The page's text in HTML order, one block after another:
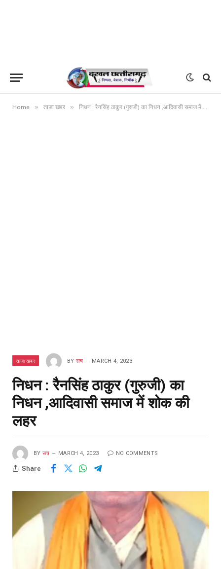
Home » ताजा खबर » निधन : रैनसिंह ठाकुर (गुरुजी) का निधन ,आदिवासी समाज में शोक की लहर
ताजा खबर BY सच MARCH 4, 2023
निधन : रैनसिंह ठाकुर (गुरुजी) का
निधन ,आदिवासी समाज में शोक की
लहर
BY सच MARCH 4, 2023 NO COMMENTS
Share